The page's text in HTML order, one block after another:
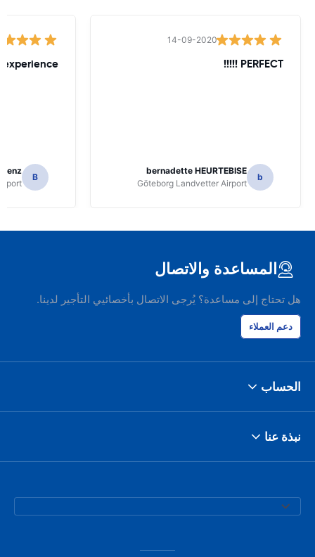
14-09-2020
PERFECT !!!!!
b
bernadette HEURTEBISE
Göteborg Landvetter Airport
experience
B
المساعدة والاتصال
هل تحتاج إلى مساعدة؟ يُرجى الاتصال بأخصائيي التأجير لدينا.
دعم العملاء
الحساب
نبذة عنا